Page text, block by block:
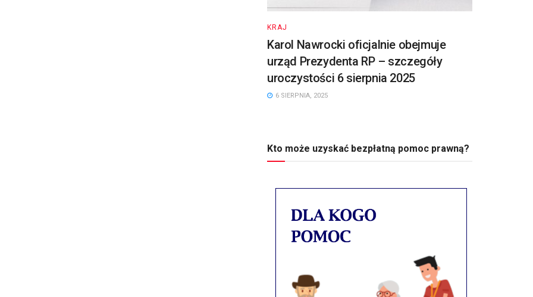
KRAJ
Karol Nawrocki oficjalnie obejmuje
urząd Prezydenta RP – szczegóły
uroczystości 6 sierpnia 2025
6 SIERPNIA, 2025
Kto może uzyskać bezpłatną pomoc prawną?